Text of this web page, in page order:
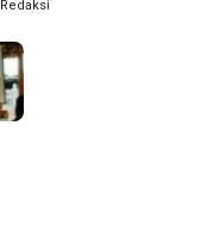
Redaksi